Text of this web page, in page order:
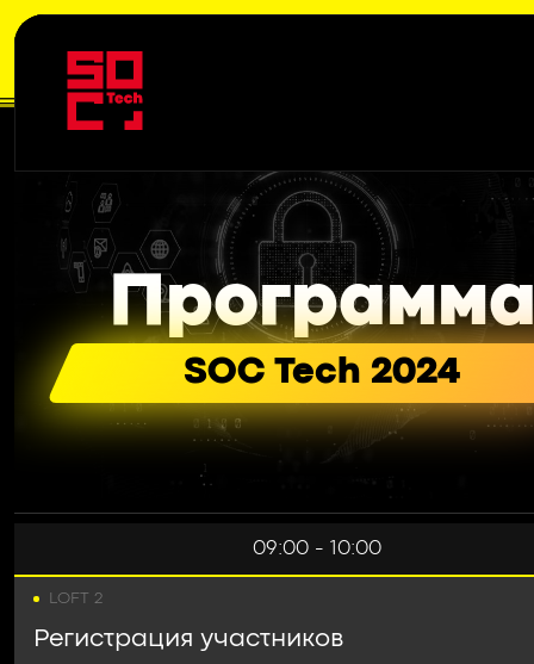
SOC Tech 2024
09:00 - 10:00
LOFT 2
Регистрация участников